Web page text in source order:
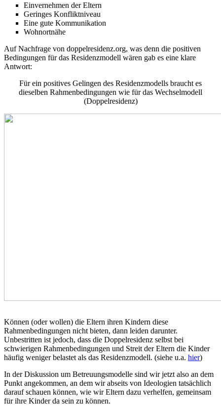
Einvernehmen der Eltern
Geringes Konfliktniveau
Eine gute Kommunikation
Wohnortnähe
Auf Nachfrage von doppelresidenz.org, was denn die positiven
Bedingungen für das Residenzmodell wären gab es eine klare
Antwort:
Für ein positives Gelingen des Residenzmodells braucht es
dieselben Rahmenbedingungen wie für das Wechselmodell
(Doppelresidenz)
Können (oder wollen) die Eltern ihren Kindern diese
Rahmenbedingungen nicht bieten, dann leiden darunter.
Unbestritten ist jedoch, dass die Doppelresidenz selbst bei
schwierigen Rahmenbedingungen und Streit der Eltern die Kinder
häufig weniger belastet als das Residenzmodell. (siehe u.a. hier)
In der Diskussion um Betreuungsmodelle sind wir jetzt also an dem
Punkt angekommen, an dem wir abseits von Ideologien tatsächlich
darauf schauen können, wie wir Eltern dazu verhelfen, gemeinsam
für ihre Kinder da sein zu können.